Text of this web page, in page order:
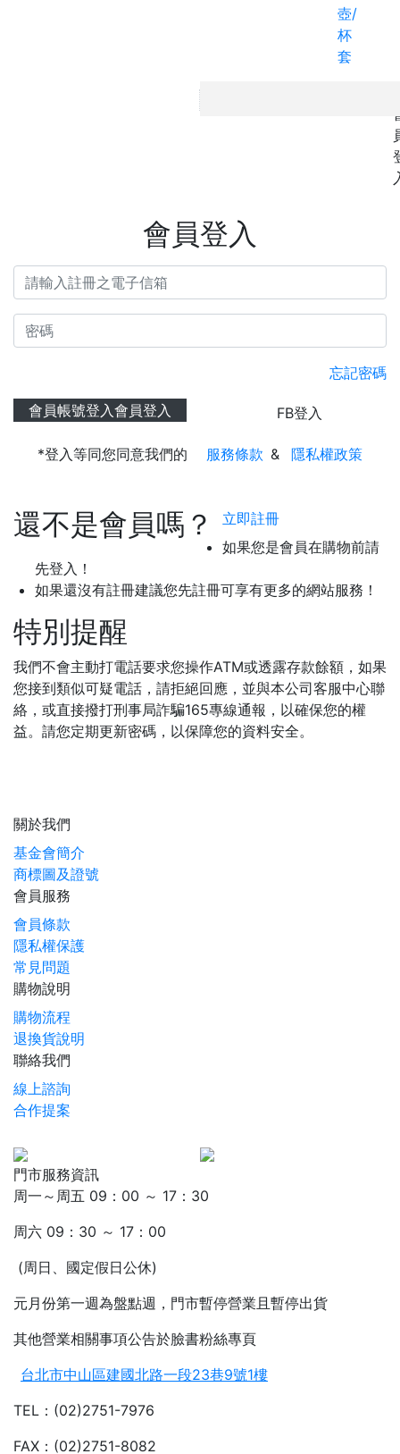
壺/
杯
套
會員登入
忘記密碼
會員帳號登入會員登入 FB登入
*登入等同您同意我們的 服務條款 & 隱私權政策
還不是會員嗎？
立即註冊
如果您是會員在購物前請
先登入！
如果還沒有註冊建議您先註冊可享有更多的網站服務！
特別提醒
我們不會主動打電話要求您操作ATM或透露存款餘額，如果
您接到類似可疑電話，請拒絕回應，並與本公司客服中心聯
絡，或直接撥打刑事局詐騙165專線通報，以確保您的權
益。請您定期更新密碼，以保障您的資料安全。
關於我們
基金會簡介
商標圖及證號
會員服務
會員條款
隱私權保護
常見問題
購物說明
購物流程
退換貨說明
聯絡我們
線上諮詢
合作提案
門市服務資訊
周一～周五 09：00 ～ 17：30
周六 09：30 ～ 17：00
(周日、國定假日公休)
元月份第一週為盤點週，門市暫停營業且暫停出貨
其他營業相關事項公告於臉書粉絲專頁
台北市中山區建國北路一段23巷9號1樓
TEL：(02)2751-7976
FAX：(02)2751-8082